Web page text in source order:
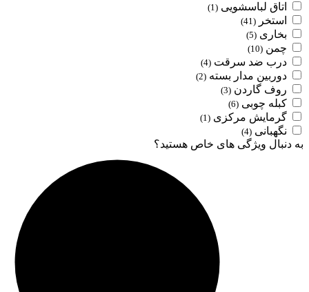
اتاق لباسشویی (1)
استخر (41)
بخاری (5)
چمن (10)
درب ضد سرقت (4)
دوربین مدار بسته (2)
روف گاردن (3)
کبله چوبی (6)
گرمایش مرکزی (1)
نگهبانی (4)
به دنبال ویژگی های خاص هستید؟